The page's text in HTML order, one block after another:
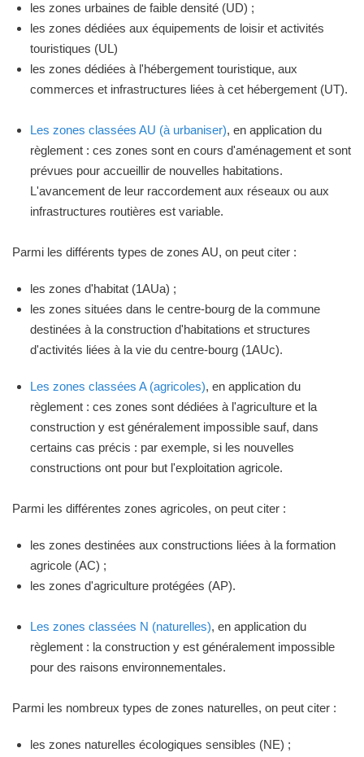
les zones urbaines de faible densité (UD) ;
les zones dédiées aux équipements de loisir et activités
touristiques (UL)
les zones dédiées à l'hébergement touristique, aux
commerces et infrastructures liées à cet hébergement (UT).
Les zones classées AU (à urbaniser), en application du
règlement : ces zones sont en cours d'aménagement et sont
prévues pour accueillir de nouvelles habitations.
L'avancement de leur raccordement aux réseaux ou aux
infrastructures routières est variable.
Parmi les différents types de zones AU, on peut citer :
les zones d'habitat (1AUa) ;
les zones situées dans le centre-bourg de la commune
destinées à la construction d'habitations et structures
d'activités liées à la vie du centre-bourg (1AUc).
Les zones classées A (agricoles), en application du
règlement : ces zones sont dédiées à l'agriculture et la
construction y est généralement impossible sauf, dans
certains cas précis : par exemple, si les nouvelles
constructions ont pour but l'exploitation agricole.
Parmi les différentes zones agricoles, on peut citer :
les zones destinées aux constructions liées à la formation
agricole (AC) ;
les zones d'agriculture protégées (AP).
Les zones classées N (naturelles), en application du
règlement : la construction y est généralement impossible
pour des raisons environnementales.
Parmi les nombreux types de zones naturelles, on peut citer :
les zones naturelles écologiques sensibles (NE) ;